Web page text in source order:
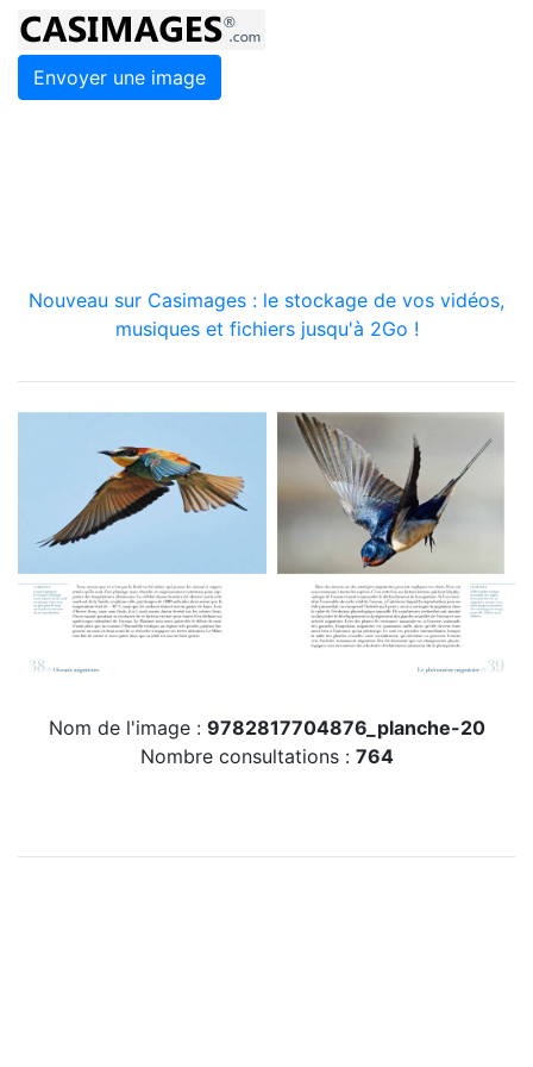
Envoyer une image
Nouveau sur Casimages : le stockage de vos vidéos,
musiques et fichiers jusqu'à 2Go !
Nom de l'image : 9782817704876_planche-20
Nombre consultations : 764